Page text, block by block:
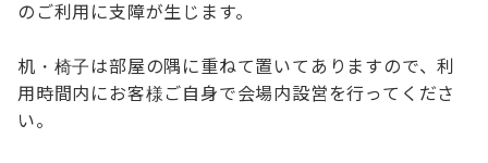
のご利用に支障が生じます。
机・椅子は部屋の隅に重ねて置いてありますので、利
用時間内にお客様ご自身で会場内設営を行ってくださ
い。